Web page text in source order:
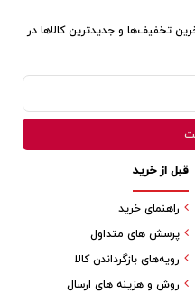
تخفیف‌ها و جدیدترین کالاها در
قبل از خرید
راهنمای خرید
پرسش های متداول
رویه‌های بازگرداندن کالا
روش و هزینه های ارسال